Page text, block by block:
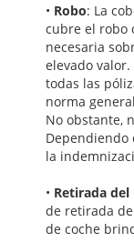
• Robo: La
cubre el robo
necesaria
elevado
todas las
norma
No obstante,
Dependiendo
la
• Retirada
de retirada
de coche